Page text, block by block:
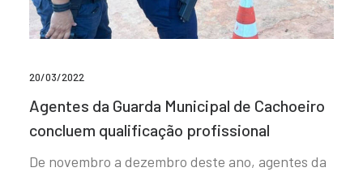
20/03/2022
Agentes da Guarda Municipal de Cachoeiro
concluem qualificação profissional
De novembro a dezembro deste ano, agentes da